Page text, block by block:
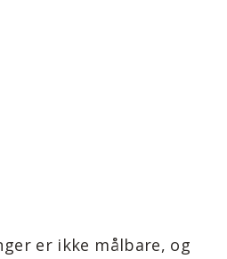
er ikke målbare, og